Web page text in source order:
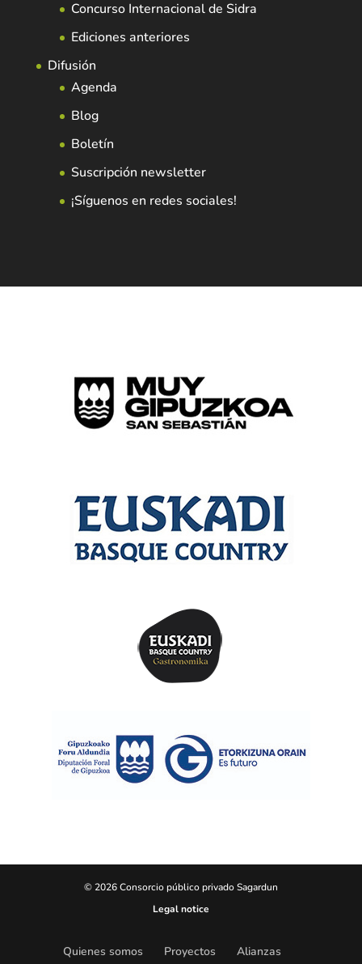
Concurso Internacional de Sidra
Ediciones anteriores
Difusión
Agenda
Blog
Boletín
Suscripción newsletter
¡Síguenos en redes sociales!
© 2026 Consorcio público privado Sagardun
Legal notice
Quienes somos Proyectos Alianzas